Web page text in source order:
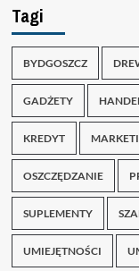
Tagi
BYDGOSZCZ
GADŻETY
KREDYT
OSZCZĘDZANIE
SUPLEMENTY
UMIEJĘTNOŚCI